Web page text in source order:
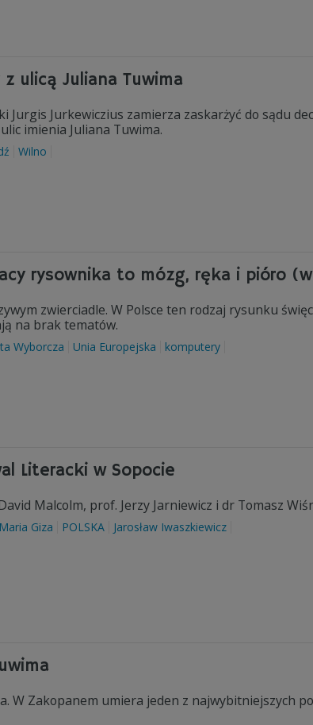
ulicą Juliana Tuwima
Jurgis Jurkewiczius zamierza zaskarżyć do sądu
imienia Juliana Tuwima.
Wilno
rysownika to mózg, ręka i pióro
zwierciadle. W Polsce ten rodzaj rysunku
na brak tematów.
Wyborcza Unia Europejska komputery
Literacki w Sopocie
Malcolm, prof. Jerzy Jarniewicz i dr Tomasz
Giza POLSKA Jarosław Iwaszkiewicz
W Zakopanem umiera jeden z najwybitniejszych